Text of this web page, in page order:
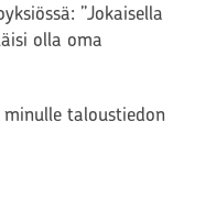
”Jokaisella
olla oma
taloustiedon